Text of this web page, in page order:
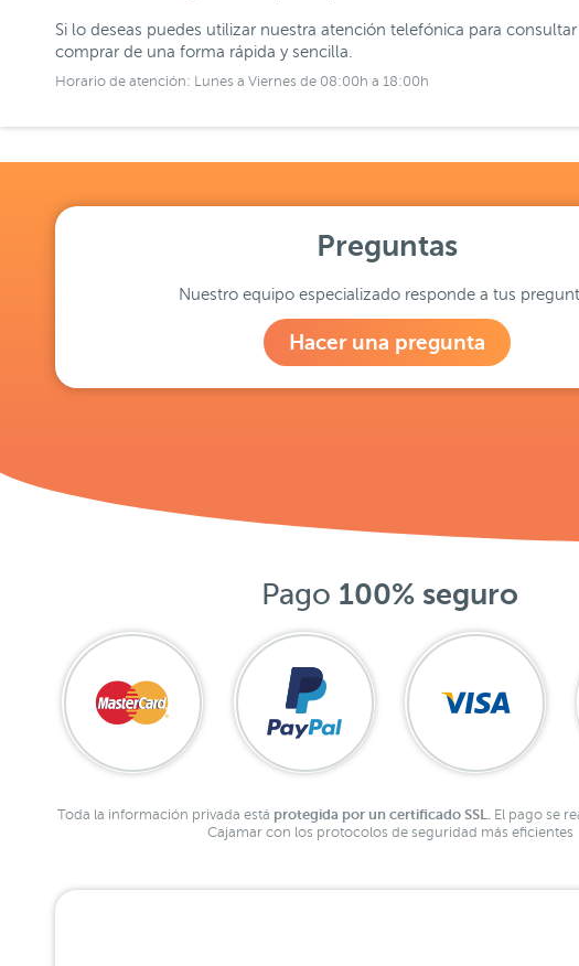
Si lo deseas puedes utilizar nuestra atención telefónica para
comprar de una forma rápida y sencilla.
Horario de atención: Lunes a Viernes de 08:00h a 18:00h
Preguntas
Nuestro equipo especializado responde a tus
Hacer una pregunta
Pago 100% seguro
Toda la información privada está protegida por un certificado SSL.
El pago se
Cajamar con los protocolos de seguridad más eficientes